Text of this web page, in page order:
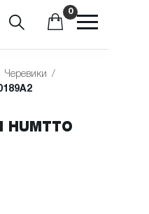
0
Черевики
/